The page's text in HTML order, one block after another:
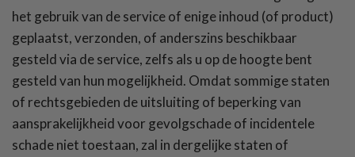
het gebruik van de service of enige inhoud (of product)
geplaatst, verzonden, of anderszins beschikbaar
gesteld via de service, zelfs als u op de hoogte bent
gesteld van hun mogelijkheid. Omdat sommige staten
of rechtsgebieden de uitsluiting of beperking van
aansprakelijkheid voor gevolgschade of incidentele
schade niet toestaan, zal in dergelijke staten of